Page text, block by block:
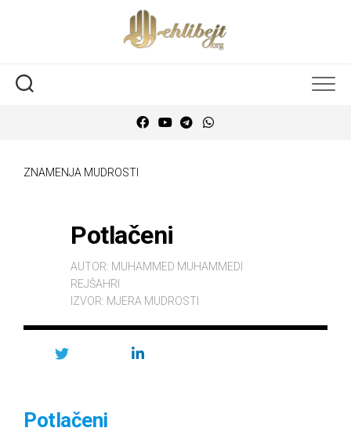
ZNAMENJA MUDROSTI
Potlačeni
AUTOR: MUHAMMED MUHAMMEDI
REJŠAHRI
IZVOR: MJERA MUDROSTI
Potlačeni